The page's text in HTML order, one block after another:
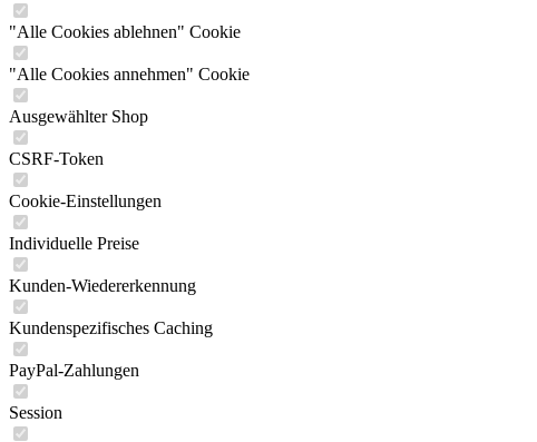
"Alle Cookies ablehnen" Cookie
"Alle Cookies annehmen" Cookie
Ausgewählter Shop
CSRF-Token
Cookie-Einstellungen
Individuelle Preise
Kunden-Wiedererkennung
Kundenspezifisches Caching
PayPal-Zahlungen
Session